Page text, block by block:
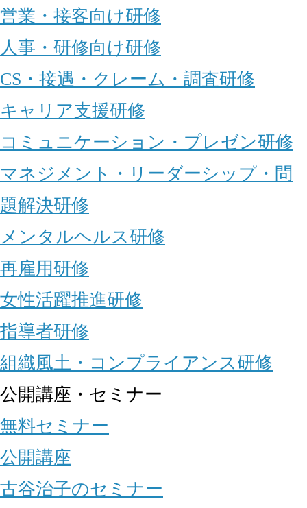
営業・接客向け研修
人事・研修向け研修
CS・接遇・クレーム・調査研修
キャリア支援研修
コミュニケーション・プレゼン研修
マネジメント・リーダーシップ・問
題解決研修
メンタルヘルス研修
再雇用研修
女性活躍推進研修
指導者研修
組織風土・コンプライアンス研修
公開講座・セミナー
無料セミナー
公開講座
古谷治子のセミナー